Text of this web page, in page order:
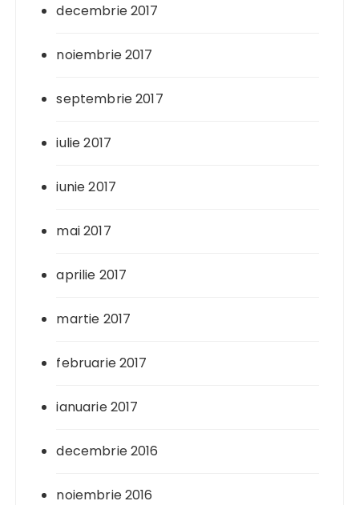
decembrie 2017
noiembrie 2017
septembrie 2017
iulie 2017
iunie 2017
mai 2017
aprilie 2017
martie 2017
februarie 2017
ianuarie 2017
decembrie 2016
noiembrie 2016